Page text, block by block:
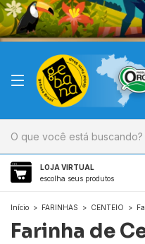
LOJA VIRTUAL
escolha seus produtos
Início > FARINHAS > CENTEIO >
Farinha de